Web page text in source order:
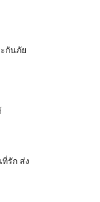
กันภัย
รัก ส่ง